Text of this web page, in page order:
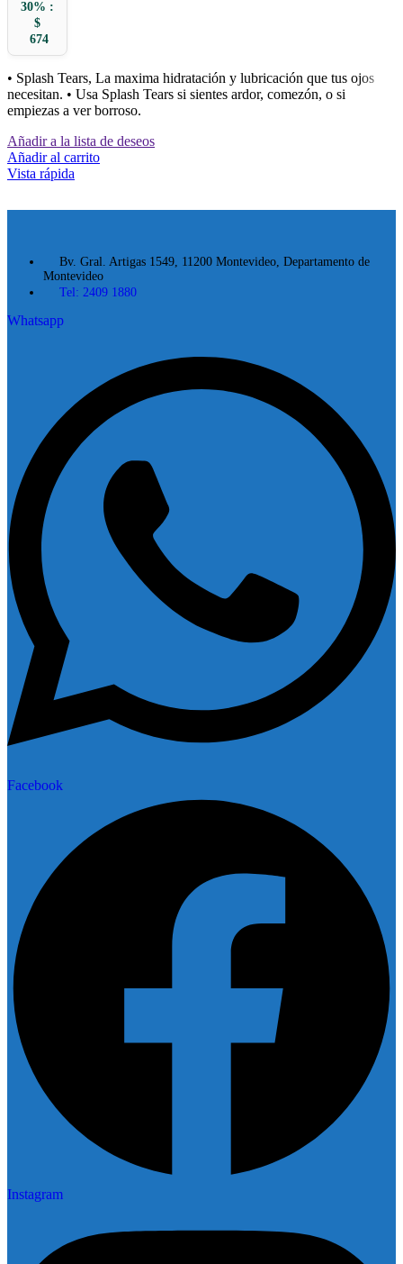
30% :
$
674
• Splash Tears, La maxima hidratación y lubricación que tus ojos
necesitan. • Usa Splash Tears si sientes ardor, comezón, o si
empiezas a ver borroso.
Añadir a la lista de deseos
Añadir al carrito
Vista rápida
Bv. Gral. Artigas 1549, 11200 Montevideo, Departamento de
Montevideo
Tel: 2409 1880
Whatsapp
Facebook
Instagram